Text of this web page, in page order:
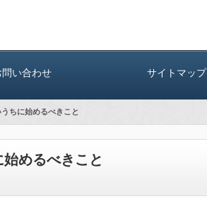
問い合わせ サイトマップ
ちに始めるべきこと
めるべきこと